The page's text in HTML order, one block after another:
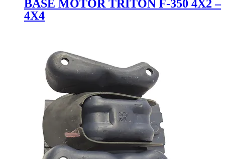
BASE MOTOR TRITON F-350 4X2 –
4X4